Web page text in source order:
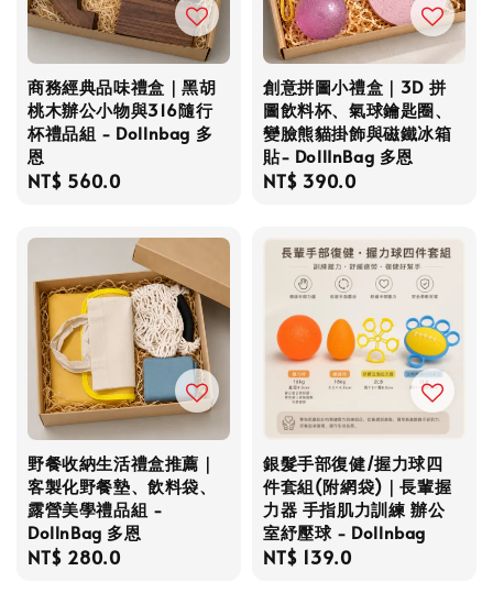
商務經典品味禮盒｜黑胡
桃木辦公小物與316隨行
杯禮品組 - Dollnbag 多
恩
Regular
NT$ 560.0
創意拼圖小禮盒｜3D 拼
圖飲料杯、氣球鑰匙圈、
變臉熊貓掛飾與磁鐵冰箱
貼- DollInBag 多恩
Regular
NT$ 390.0
野餐收納生活禮盒推薦｜
客製化野餐墊、飲料袋、
露營美學禮品組 -
DollnBag 多恩
Regular
NT$ 280.0
銀髮手部復健/握力球四
件套組(附網袋)｜長輩握
力器 手指肌力訓練 辦公
室紓壓球 - Dollnbag
Regular
NT$ 139.0